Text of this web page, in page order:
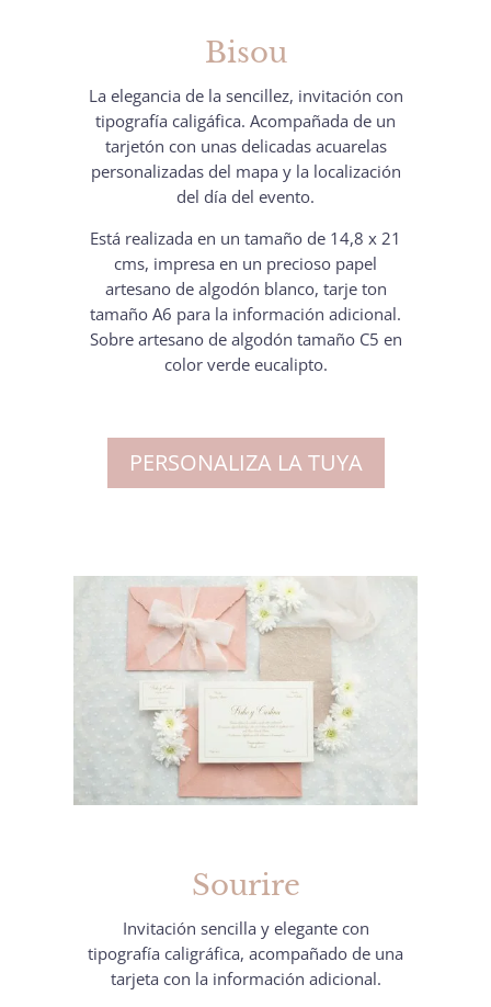
Bisou
La elegancia de la sencillez, invitación con
tipografía caligáfica. Acompañada de un
tarjetón con unas delicadas acuarelas
personalizadas del mapa y la localización
del día del evento.
Está realizada en un tamaño de 14,8 x 21
cms, impresa en un precioso papel
artesano de algodón blanco, tarje ton
tamaño A6 para la información adicional.
Sobre artesano de algodón tamaño C5 en
color verde eucalipto.
PERSONALIZA LA TUYA
Sourire
Invitación sencilla y elegante con
tipografía caligráfica, acompañado de una
tarjeta con la información adicional.